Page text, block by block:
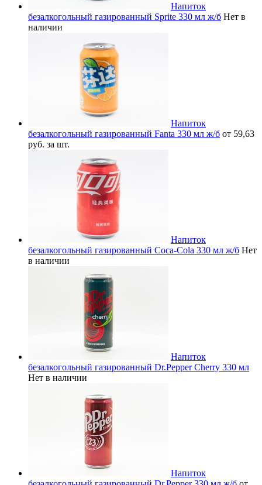
Напиток
безалкогольный газированный Sprite 330 мл ж/б Нет в
наличии
Напиток
безалкогольный газированный Fanta 330 мл ж/б от 59,63
руб. за шт.
Напиток
безалкогольный газированный Coca-Cola 330 мл ж/б Нет
в наличии
Напиток
безалкогольный газированный Dr.Pepper Cherry 330 мл
Нет в наличии
Напиток